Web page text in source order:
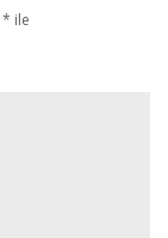
* ile